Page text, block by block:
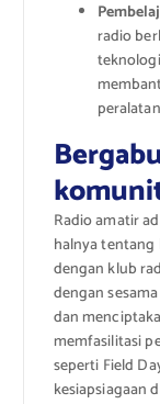
radio
Radio amatir
halnya
dengan klub
dengan
dan
memfasilitasi
seperti Field
kesiapsiagaan